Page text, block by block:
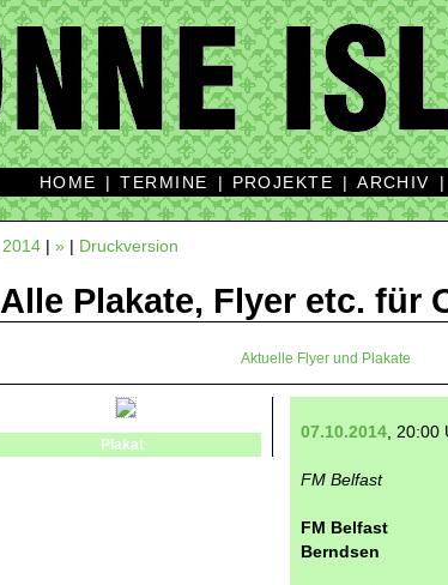
HOME |TERMINE | PROJEKTE |ARCHIV |
2014 | » | Druckversion
Alle Plakate, Flyer etc. für
Aktuelle Flyer und Plakate
07.10.2014, 20:00
FM Belfast
FM Belfast
Berndsen
Plakat